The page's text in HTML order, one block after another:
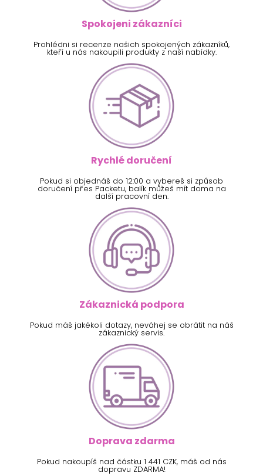
Spokojeni zákazníci
Prohlédni si recenze našich spokojených zákazníků,
kteří u nás nakoupili produkty z naší nabídky.
Rychlé doručení
Pokud si objednáš do 12:00 a vybereš si způsob
doručení přes Packetu, balík můžeš mít doma na
další pracovní den.
Zákaznická podpora
Pokud máš jakékoli dotazy, neváhej se obrátit na náš
zákaznický servis.
Doprava zdarma
Pokud nakoupíš nad částku 1 441 CZK, máš od nás
dopravu ZDARMA!